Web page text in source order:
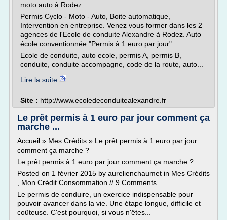
moto auto à Rodez
Permis Cyclo - Moto - Auto, Boite automatique,
Intervention en entreprise. Venez vous former dans les 2
agences de l'Ecole de conduite Alexandre à Rodez. Auto
école conventionnée "Permis à 1 euro par jour".
Ecole de conduite, auto ecole, permis A, permis B,
conduite, conduite accompagne, code de la route, auto...
Lire la suite
Site : http://www.ecoledeconduitealexandre.fr
Le prêt permis à 1 euro par jour comment ça
marche ...
Accueil » Mes Crédits » Le prêt permis à 1 euro par jour
comment ça marche ?
Le prêt permis à 1 euro par jour comment ça marche ?
Posted on 1 février 2015 by aurelienchaumet in Mes Crédits
, Mon Crédit Consommation // 9 Comments
Le permis de conduire, un exercice indispensable pour
pouvoir avancer dans la vie. Une étape longue, difficile et
coûteuse. C'est pourquoi, si vous n'êtes...